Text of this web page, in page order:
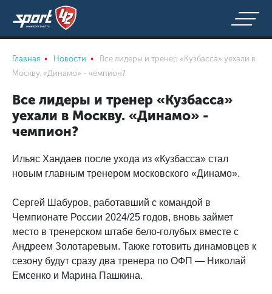
Главная Новости
Все лидеры и тренер «Кузбасса» уехали в
Москву. «Динамо» - чемпион?
Все лидеры и тренер «Кузбасса»
уехали в Москву. «Динамо» -
чемпион?
Ильяс Хандаев после ухода из «Кузбасса» стал
новым главным тренером московского «Динамо».
Сергей Шабуров, работавший с командой в
Чемпионате России 2024/25 годов, вновь займет
место в тренерском штабе бело-голубых вместе с
Андреем Золотаревым. Также готовить динамовцев к
сезону будут сразу два тренера по ОФП — Николай
Емсенко и Марина Пашкина.